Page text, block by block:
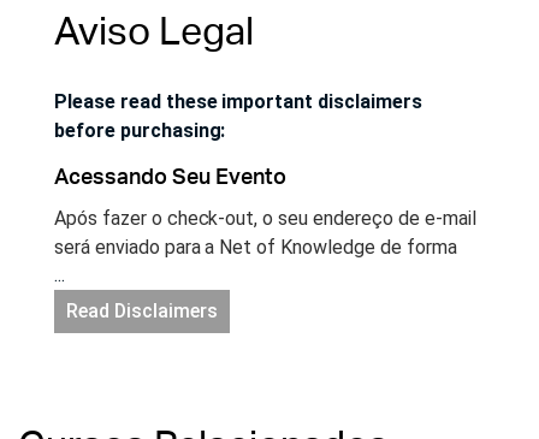
Aviso Legal
Please read these important disclaimers
before purchasing:
Acessando Seu Evento
Após fazer o check-out, o seu endereço de e-mail
será enviado para a Net of Knowledge de forma
segura e você terá acesso instantâneo ao seu
evento. Se você ainda não possui uma conta no
site Net of Knowledge, uma conta será criada para
...
Read Disclaimers